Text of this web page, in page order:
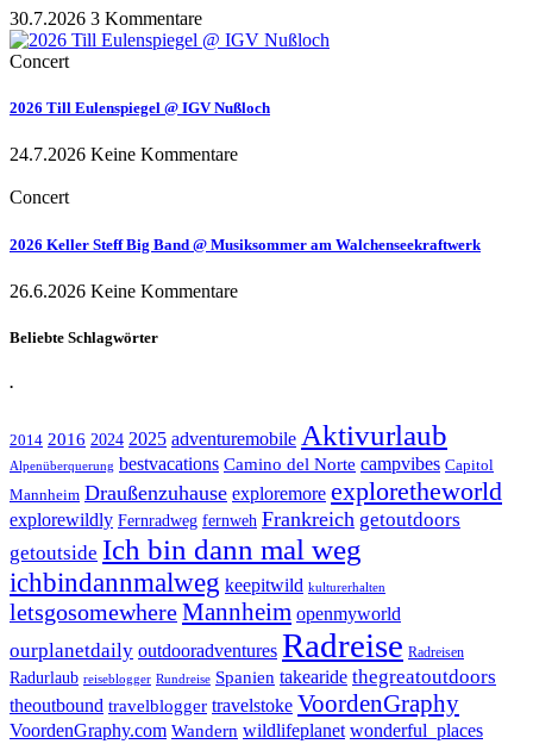
30.7.2026 3 Kommentare
Concert
2026 Till Eulenspiegel @ IGV Nußloch
24.7.2026 Keine Kommentare
Concert
2026 Keller Steff Big Band @ Musiksommer am Walchenseekraftwerk
26.6.2026 Keine Kommentare
Beliebte Schlagwörter
.
2014 2016 2024 2025 adventuremobile Aktivurlaub
Alpenüberquerung bestvacations Camino del Norte campvibes Capitol
Mannheim Draußenzuhause exploremore exploretheworld
explorewildly Fernradweg fernweh Frankreich getoutdoors
getoutside Ich bin dann mal weg
ichbindannmalweg keepitwild kulturerhalten
letsgosomewhereMannheim openmyworld
ourplanetdaily outdooradventures Radreise Radreisen
Radurlaub reiseblogger Rundreise Spanien takearide thegreatoutdoors
theoutbound travelblogger travelstoke VoordenGraphy
VoordenGraphy.com Wandern wildlifeplanet wonderful_places